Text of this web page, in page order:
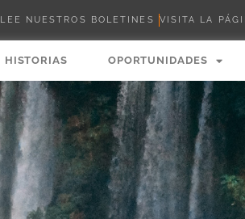
LEE NUESTROS BOLETINES VISITA LA
HISTORIAS OPORTUNIDADES